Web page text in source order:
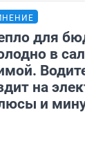
для
в
на
и